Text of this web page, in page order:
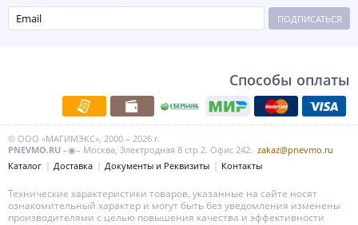
ПОДПИСАТЬСЯ
Способы оплаты
© ООО «МАГИМЭКС», 2000 – 2026 г.
PNEVMO.RU –◉– Москва, Электродная 8 стр 2. Офис 242. zakaz@pnevmo.ru
Каталог
Доставка Документы и Реквизиты Контакты
Технические характеристики товаров, указанные на сайте носят
ознакомительный характер и могут быть без уведомления изменены
производителями с целью повышения качества и эффективности